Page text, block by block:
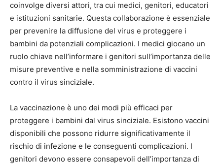
coinvolge diversi attori, tra cui medici, genitori, educatori
e istituzioni sanitarie. Questa collaborazione è essenziale
per prevenire la diffusione del virus e proteggere i
bambini da potenziali complicazioni. I medici giocano un
ruolo chiave nell’informare i genitori sull’importanza delle
misure preventive e nella somministrazione di vaccini
contro il virus sinciziale.
La vaccinazione è uno dei modi più efficaci per
proteggere i bambini dal virus sinciziale. Esistono vaccini
disponibili che possono ridurre significativamente il
rischio di infezione e le conseguenti complicazioni. I
genitori devono essere consapevoli dell’importanza di